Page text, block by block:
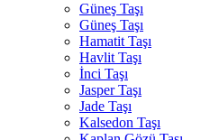
Güneş Taşı
Güneş Taşı
Hamatit Taşı
Havlit Taşı
İnci Taşı
Jasper Taşı
Jade Taşı
Kalsedon Taşı